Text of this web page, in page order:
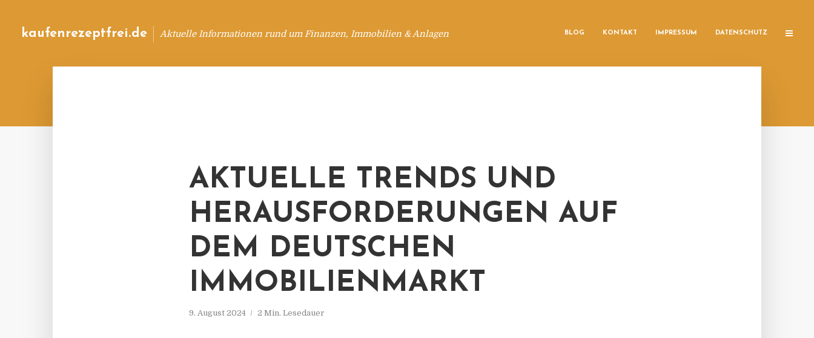
kaufenrezeptfrei.de Aktuelle Informationen rund um Finanzen, Immobilien & Anlagen BLOG KONTAKT IMPRESSUM DATENSCHUTZ
AKTUELLE TRENDS UND
HERAUSFORDERUNGEN AUF
DEM DEUTSCHEN
IMMOBILIENMARKT
9. August 2024 2 Min. Lesedauer